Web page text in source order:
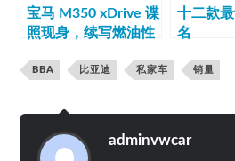
宝马 M350 xDrive 谍
照现身，续写燃油性
十二款
名
BBA 比亚迪 私家车 销量
adminvwcar